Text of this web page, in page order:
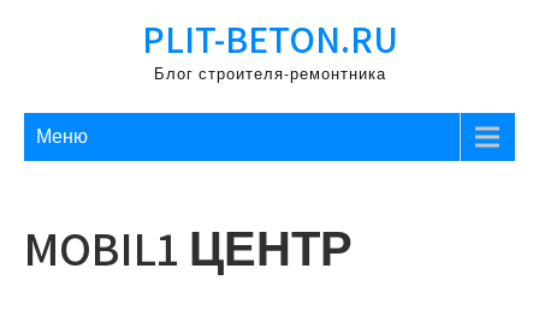
PLIT-BETON.RU
Блог строителя-ремонтника
Меню
MOBIL1 ЦЕНТР